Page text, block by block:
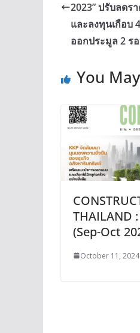
2023” ปรับลดร
และลงทุนเกือบ
ออกประมูล 2 ร
You
THAILAND
(Sep-Oct
October 11, 2024